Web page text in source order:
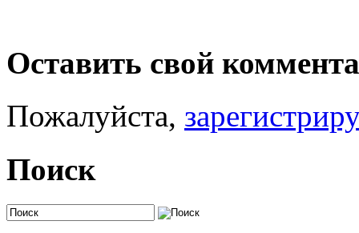
Оставить свой
Пожалуйста,
Поиск